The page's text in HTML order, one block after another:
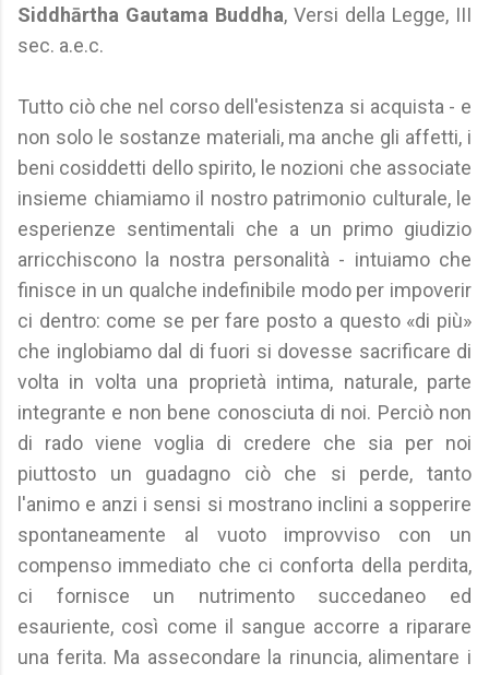
Siddhārtha Gautama Buddha, Versi della Legge, III
sec. a.e.c.
Tutto ciò che nel corso dell'esistenza si acquista - e
non solo le sostanze materiali, ma anche gli affetti, i
beni cosiddetti dello spirito, le nozioni che associate
insieme chiamiamo il nostro patrimonio culturale, le
esperienze sentimentali che a un primo giudizio
arricchiscono la nostra personalità - intuiamo che
finisce in un qualche indefinibile modo per impoverir
ci dentro: come se per fare posto a questo «di più»
che inglobiamo dal di fuori si dovesse sacrificare di
volta in volta una proprietà intima, naturale, parte
integrante e non bene conosciuta di noi. Perciò non
di rado viene voglia di credere che sia per noi
piuttosto un guadagno ciò che si perde, tanto
l'animo e anzi i sensi si mostrano inclini a sopperire
spontaneamente al vuoto improvviso con un
compenso immediato che ci conforta della perdita,
ci fornisce un nutrimento succedaneo ed
esauriente, così come il sangue accorre a riparare
una ferita. Ma assecondare la rinuncia, alimentare i